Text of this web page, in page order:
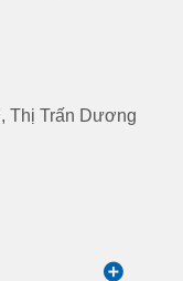
Thị Trấn Dương